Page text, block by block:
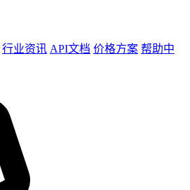
行业资讯 API文档 价格方案 帮助中